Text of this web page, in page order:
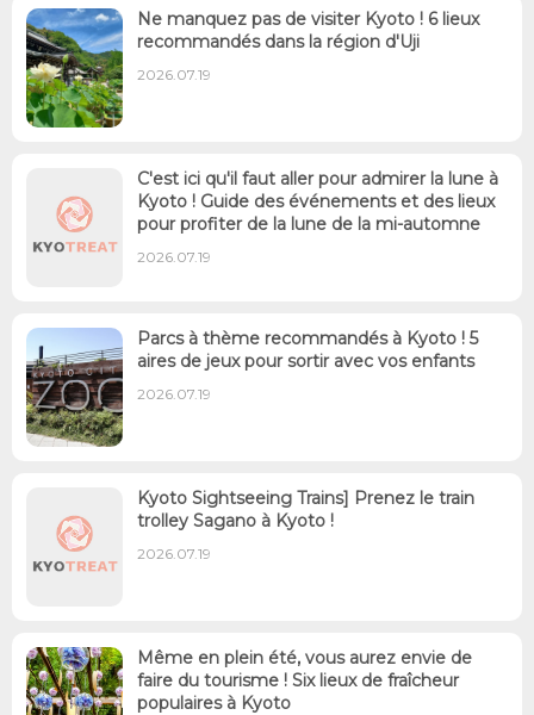
Ne manquez pas de visiter Kyoto ! 6 lieux
recommandés dans la région d'Uji
2026.07.19
C'est ici qu'il faut aller pour admirer la lune à
Kyoto ! Guide des événements et des lieux
pour profiter de la lune de la mi-automne
2026.07.19
Parcs à thème recommandés à Kyoto ! 5
aires de jeux pour sortir avec vos enfants
2026.07.19
Kyoto Sightseeing Trains] Prenez le train
trolley Sagano à Kyoto !
2026.07.19
Même en plein été, vous aurez envie de
faire du tourisme ! Six lieux de fraîcheur
populaires à Kyoto